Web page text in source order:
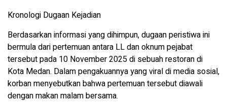
Kronologi Dugaan Kejadian
Berdasarkan informasi yang dihimpun, dugaan peristiwa ini
bermula dari pertemuan antara LL dan oknum pejabat
tersebut pada 10 November 2025 di sebuah restoran di
Kota Medan. Dalam pengakuannya yang viral di media sosial,
korban menyebutkan bahwa pertemuan tersebut diawali
dengan makan malam bersama.